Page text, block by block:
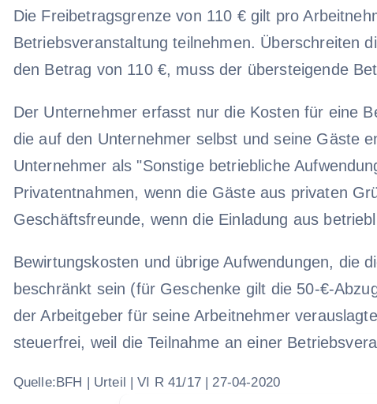
Die Freibetragsgrenze von 110 € gilt pro
Betriebsveranstaltung teilnehmen. Überschreiten
den Betrag von 110 €, muss der übersteigende
Der Unternehmer erfasst nur die Kosten für eine
die auf den Unternehmer selbst und seine Gäste
Unternehmer als "Sonstige betriebliche
Privatentnahmen, wenn die Gäste aus privaten
Geschäftsfreunde, wenn die Einladung aus
Bewirtungskosten und übrige Aufwendungen, die
beschränkt sein (für Geschenke gilt die 50-€-
der Arbeitgeber für seine Arbeitnehmer
steuerfrei, weil die Teilnahme an einer
Quelle:BFH | Urteil | VI R 41/17 | 27-04-2020